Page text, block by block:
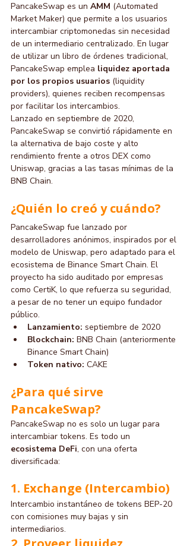
PancakeSwap es un AMM (Automated
Market Maker) que permite a los usuarios
intercambiar criptomonedas sin necesidad
de un intermediario centralizado. En lugar
de utilizar un libro de órdenes tradicional,
PancakeSwap emplea liquidez aportada
por los propios usuarios (liquidity
providers), quienes reciben recompensas
por facilitar los intercambios.
Lanzado en septiembre de 2020,
PancakeSwap se convirtió rápidamente en
la alternativa de bajo coste y alto
rendimiento frente a otros DEX como
Uniswap, gracias a las tasas mínimas de la
BNB Chain.
¿Quién lo creó y cuándo?
PancakeSwap fue lanzado por
desarrolladores anónimos, inspirados por el
modelo de Uniswap, pero adaptado para el
ecosistema de Binance Smart Chain. El
proyecto ha sido auditado por empresas
como CertiK, lo que refuerza su seguridad,
a pesar de no tener un equipo fundador
público.
Lanzamiento: septiembre de 2020
Blockchain: BNB Chain (anteriormente
Binance Smart Chain)
Token nativo: CAKE
¿Para qué sirve
PancakeSwap?
PancakeSwap no es solo un lugar para
intercambiar tokens. Es todo un
ecosistema DeFi, con una oferta
diversificada:
1. Exchange (Intercambio)
Intercambio instantáneo de tokens BEP-20
con comisiones muy bajas y sin
intermediarios.